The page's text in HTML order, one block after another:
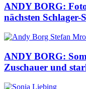
ANDY BORG:
nächsten Schlager-
ANDY BORG:
Zuschauer und